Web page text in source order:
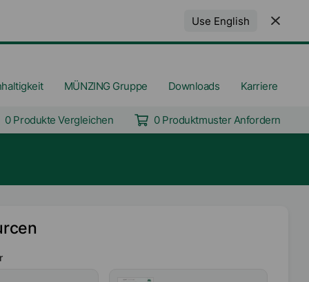
Use English
MÜNZING Gruppe Downloads Karriere
0 Produkte Vergleichen 0 Produktmuster Anfordern